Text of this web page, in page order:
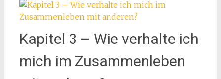
Kapitel 3 – Wie verhalte ich
mich im Zusammenleben